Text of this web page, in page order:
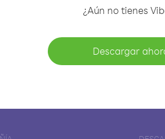
¿Aún no tienes
Descargar